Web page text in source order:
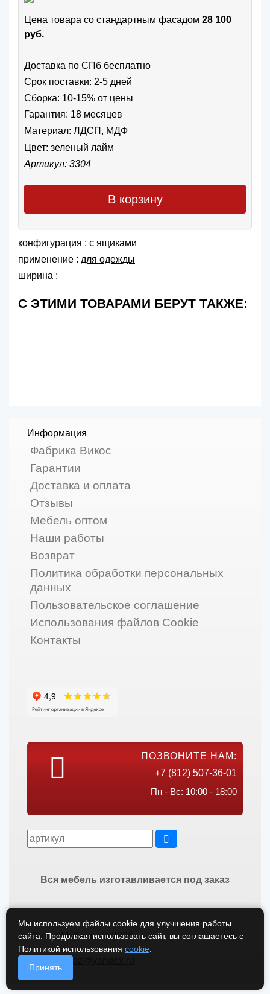
Цена товара cо стандартным фасадом 28 100
руб.
Доставка по СПб бесплатно
Срок поставки: 2-5 дней
Сборка: 10-15% от цены
Гарантия: 18 месяцев
Материал: ЛДСП, МДФ
Цвет: зеленый лайм
Артикул: 3304
В корзину
конфигурация : с ящиками
применение : для одежды
ширина :
С ЭТИМИ ТОВАРАМИ БЕРУТ ТАКЖЕ:
Информация
Фабрика Викос
Гарантии
Доставка и оплата
Отзывы
Мебель оптом
Наши работы
Возврат
Политика обработки персональных
данных
Пользовательское соглашение
Использования файлов Cookie
Контакты
ПОЗВОНИТЕ НАМ:
+7 (812) 507-36-01
Пн - Вс: 10:00 - 18:00
Вся мебель изготавливается под заказ
Викос Мебель © 2026
vikos-zakaz@yandex.ru
Мы используем файлы cookie для улучшения работы
сайта. Продолжая использовать сайт, вы соглашаетесь с
Политикой использования cookie
Принять